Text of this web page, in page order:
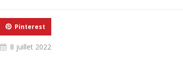
Pinterest
8 juillet 2022